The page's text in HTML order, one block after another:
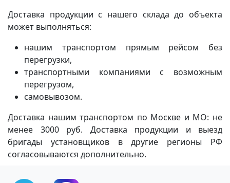
Доставка продукции с нашего склада до объекта
может выполняться:
нашим транспортом прямым рейсом без
перегрузки,
транспортными компаниями с возможным
перегрузом,
самовывозом.
Доставка нашим транспортом по Москве и МО: не
менее 3000 руб. Доставка продукции и выезд
бригады установщиков в другие регионы РФ
согласовываются дополнительно.